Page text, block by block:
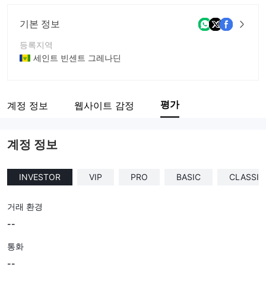
기본 정보
등록지역
세인트 빈센트 그레나딘
회사 전체 이름
계정 정보 웹사이트 감정 평가
계정 정보
INVESTOR VIP PRO BASIC CLASSIC
거래 환경
--
통화
--